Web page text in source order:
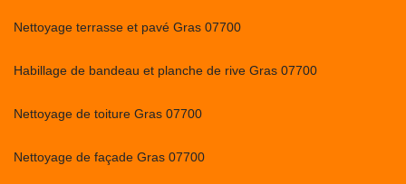
Nettoyage terrasse et pavé Gras 07700
Habillage de bandeau et planche de rive Gras 07700
Nettoyage de toiture Gras 07700
Nettoyage de façade Gras 07700